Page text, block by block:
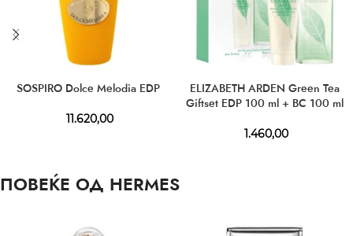
SOSPIRO Dolce Melodia EDP
11.620,00
ELIZABETH ARDEN Green Tea
Giftset EDP 100 ml + BC 100 ml
1.460,00
ПОВЕЌЕ ОД HERMES